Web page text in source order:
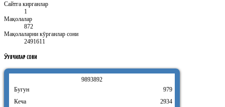
Сайтга кирганлар
1
Мақолалар
872
Мақолаларни кӯрганлар сони
2491611
ӮҚУВЧИЛАРСОНИ
9893892
Бугун
Кеча
979
2934